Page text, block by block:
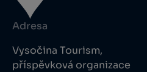
Adresa
Vysočina Tourism,
příspěvková organizace